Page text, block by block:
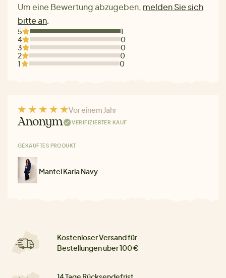
Um eine Bewertung abzugeben, melden Sie sich
bitte an.
5
1
4
0
3
0
2
0
1
0
Vor einem Jahr
Anonym VERIFIZIERTER KAUF
GEKAUFTES PRODUKT
Mantel Karla Navy
Kostenloser Versand für
Bestellungen über 100 €